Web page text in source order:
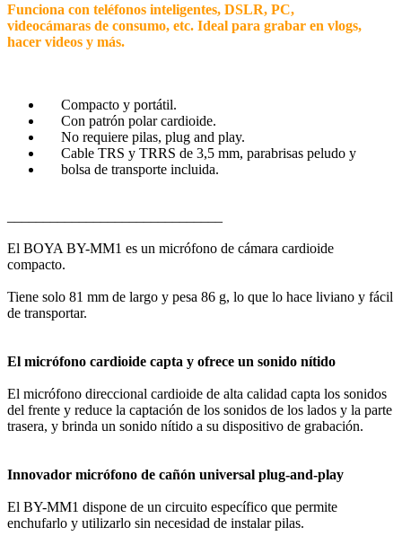
Funciona con teléfonos inteligentes, DSLR, PC,
videocámaras de consumo, etc. Ideal para grabar en vlogs,
hacer videos y más.
Compacto y portátil.
Con patrón polar cardioide.
No requiere pilas, plug and play.
Cable TRS y TRRS de 3,5 mm, parabrisas peludo y
bolsa de transporte incluida.
El BOYA BY-MM1 es un micrófono de cámara cardioide
compacto.
Tiene solo 81 mm de largo y pesa 86 g, lo que lo hace liviano y fácil
de transportar.
El micrófono cardioide capta y ofrece un sonido nítido
El micrófono direccional cardioide de alta calidad capta los sonidos
del frente y reduce la captación de los sonidos de los lados y la parte
trasera, y brinda un sonido nítido a su dispositivo de grabación.
Innovador micrófono de cañón universal plug-and-play
El BY-MM1 dispone de un circuito específico que permite
enchufarlo y utilizarlo sin necesidad de instalar pilas.